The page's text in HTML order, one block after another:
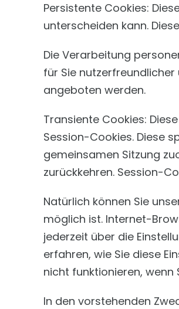
Persistente Cookies:
unterscheiden kann.
Die Verarbeitung
für Sie
angeboten werden.
Transiente Cookies:
Session-Cookies. Diese
gemeinsamen Sitzung
zurückkehren. Session-
Natürlich können Sie
möglich ist. Internet-
jederzeit über die
erfahren, wie Sie diese
nicht funktionieren, wenn
In den vorstehenden